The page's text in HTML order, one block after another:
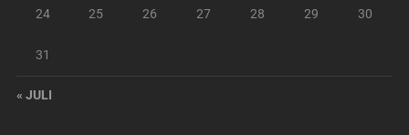
24 25 26 27 28 29 30
31
« JULI